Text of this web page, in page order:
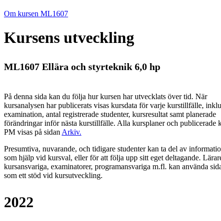
Om kursen ML1607
Kursens utveckling
ML1607 Ellära och styrteknik 6,0 hp
På denna sida kan du följa hur kursen har utvecklats över tid. När
kursanalysen har publicerats visas kursdata för varje kurstillfälle,
examination, antal registrerade studenter, kursresultat samt planerade
förändringar inför nästa kurstillfälle. Alla kursplaner och publicerade
PM visas på sidan Arkiv.
Presumtiva, nuvarande, och tidigare studenter kan ta del av
som hjälp vid kursval, eller för att följa upp sitt eget deltagande.
kursansvariga, examinatorer, programansvariga m.fl. kan använda
som ett stöd vid kursutveckling.
2022